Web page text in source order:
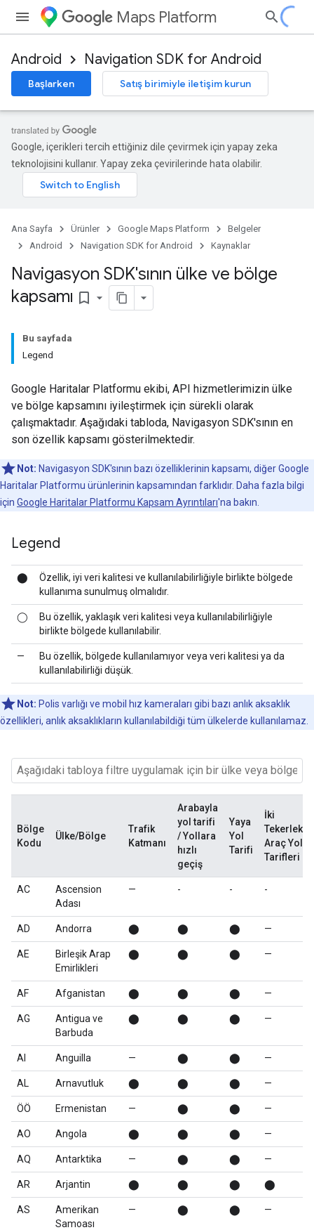
Maps Platform
Android Navigation SDK for Android
Başlarken Satış birimiyle iletişim kurun
Google, içerikleri tercih ettiğiniz dile çevirmek için yapay zeka
teknolojisini kullanır. Yapay zeka çevirilerinde hata olabilir.
Ana Sayfa Ürünler Google Maps Platform
Belgeler
Android
Navigation SDK for Android Kaynaklar
Navigasyon SDK'sının ülke ve bölge
kapsamı bookmark_border
Bu sayfada
Legend
Google Haritalar Platformu ekibi, API hizmetlerimizin ülke
ve bölge kapsamını iyileştirmek için sürekli olarak
çalışmaktadır. Aşağıdaki tabloda, Navigasyon SDK'sının en
son özellik kapsamı gösterilmektedir.
Not: Navigasyon SDK'sının bazı özelliklerinin kapsamı, diğer Google
Haritalar Platformu ürünlerinin kapsamından farklıdır. Daha fazla bilgi
için Google Haritalar Platformu Kapsam Ayrıntıları'na bakın.
Legend
⬤
Özellik, iyi veri kalitesi ve kullanılabilirliğiyle birlikte bölgede
kullanıma sunulmuş olmalıdır.
◯
Bu özellik, yaklaşık veri kalitesi veya kullanılabilirliğiyle
birlikte bölgede kullanılabilir.
—
Bu özellik, bölgede kullanılamıyor veya veri kalitesi ya da
kullanılabilirliği düşük.
Not: Polis varlığı ve mobil hız kameraları gibi bazı anlık aksaklık
özellikleri, anlık aksaklıkların kullanılabildiği tüm ülkelerde kullanılamaz.
Bölge
Kodu
Ülke/Bölge
Trafik
Katmanı
Arabayla
yol tarifi
/ Yollara
hızlı
geçiş
Yaya
Yol
Tarifi
İki
Tekerlekli
Araç Yol
Tarifleri
AC
Ascension
Adası
— - - -
AD Andorra ⬤ ⬤ ⬤ —
AE
Birleşik Arap
Emirlikleri
⬤ ⬤ ⬤ —
AF Afganistan ⬤ ⬤ ⬤ —
AG
Antigua ve
Barbuda
⬤ ⬤ ⬤ —
AI Anguilla — ⬤ ⬤ —
AL Arnavutluk ⬤ ⬤ ⬤ —
ÖÖ Ermenistan — ⬤ ⬤ —
AO Angola ⬤ ⬤ ⬤ —
AQ Antarktika — ⬤ ⬤ —
AR Arjantin ⬤ ⬤ ⬤ ⬤
AS
Amerikan
Samoası
— ⬤ ⬤ —